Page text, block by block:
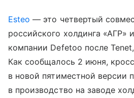
Esteo — это четвертый
российского холдинга «АГР»
компании Defetoo после
Как сообщалось 2 июня,
в новой пятиместной версии
в производство на заводе